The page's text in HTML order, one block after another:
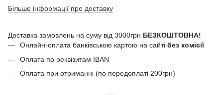
Більше інформації про доставку
Доставка замовлень на суму від 3000грн БЕЗКОШТОВНА!
Онлайн-оплата банківською картою на сайті без комісії
Оплата по реквізитам IBAN
Оплата при отриманні (по передоплаті 200грн)